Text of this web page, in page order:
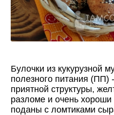
Булочки из кукурузной
полезного питания
приятной структуры,
разломе и очень
поданы с ломтиками